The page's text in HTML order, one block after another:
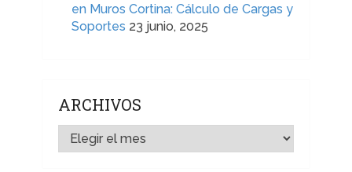
en Muros Cortina: Cálculo de Cargas y
Soportes 23 junio, 2025
ARCHIVOS
ARCHIVOS